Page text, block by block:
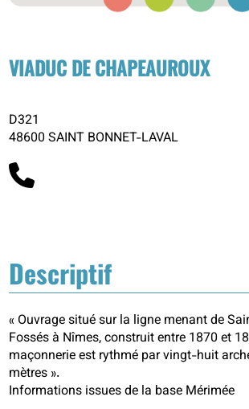
Descriptif
« Ouvrage situé sur la ligne menant de
Fossés à Nîmes, construit entre 1870 et
maçonnerie est rythmé par vingt-huit
mètres ».
Informations issues de la base Mérimée
VIADUC DE CHAPEAUROUX
D321
48600 SAINT BONNET-LAVAL